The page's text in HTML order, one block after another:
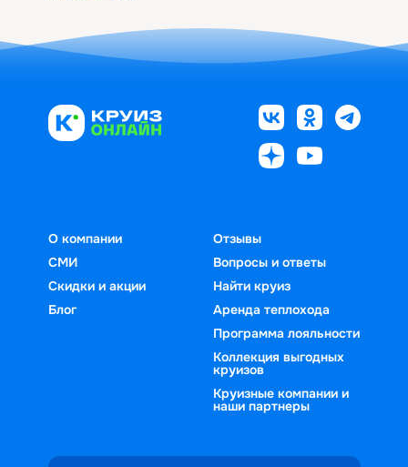
О компании
СМИ
Скидки и акции
Блог
Отзывы
Вопросы и ответы
Найти круиз
Аренда теплохода
Программа лояльности
Коллекция выгодных
круизов
Круизные компании и
наши партнеры